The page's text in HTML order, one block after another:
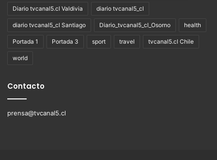
Diario tvcanal5.cl Valdivia diario tvcanal5_cl
diario tvcanal5_cl Santiago Diario_tvcanal5_cl_Osorno health
Portada 1 Portada 3 sport travel tvcanal5.cl Chile
world
Contacto
prensa@tvcanal5.cl